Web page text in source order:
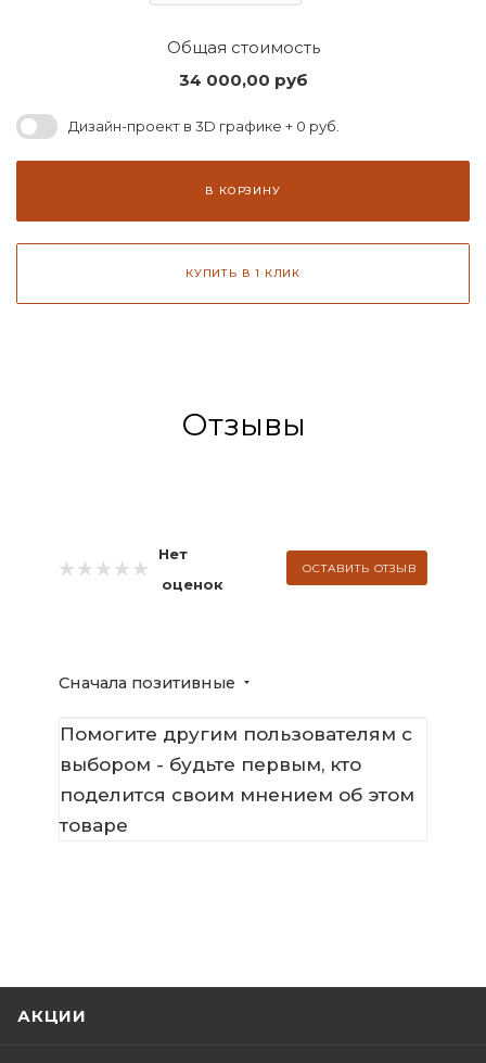
Общая стоимость
34 000,00 руб
Дизайн-проект в 3D графике + 0 руб.
В КОРЗИНУ
КУПИТЬ В 1 КЛИК
Отзывы
Нет
оценок
ОСТАВИТЬ ОТЗЫВ
Сначала позитивные
Помогите другим пользователям с
выбором - будьте первым, кто
поделится своим мнением об этом
товаре
АКЦИИ